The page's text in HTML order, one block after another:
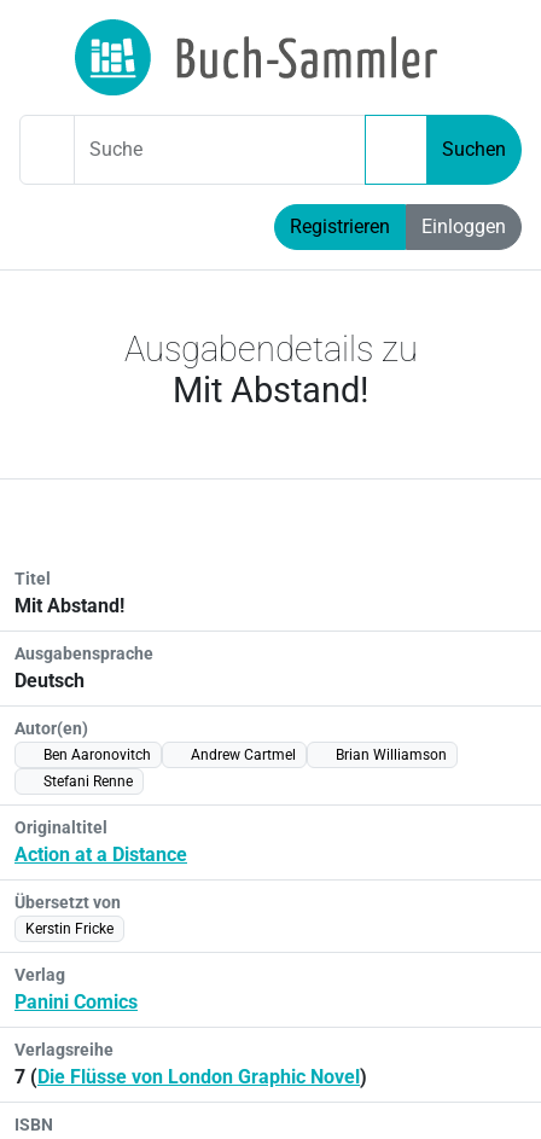
Suche Suchen
Registrieren Einloggen
Ausgabendetails zu
Mit Abstand!
Titel
Mit Abstand!
Ausgabensprache
Deutsch
Autor(en)
Ben Aaronovitch Andrew Cartmel
Brian Williamson
Stefani Renne
Originaltitel
Action at a Distance
Übersetzt von
Kerstin Fricke
Verlag
Panini Comics
Verlagsreihe
7 ( Die Flüsse von London Graphic Novel )
ISBN